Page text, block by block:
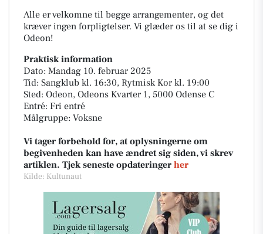
Alle er velkomne til begge arrangementer, og det
kræver ingen forpligtelser. Vi glæder os til at se dig i
Odeon!
Praktisk information
Dato: Mandag 10. februar 2025
Tid: Sangklub kl. 16:30, Rytmisk Kor kl. 19:00
Sted: Odeon, Odeons Kvarter 1, 5000 Odense C
Entré: Fri entré
Målgruppe: Voksne
Vi tager forbehold for, at oplysningerne om
begivenheden kan have ændret sig siden, vi skrev
artiklen. Tjek seneste opdateringer her
Kilde: Kultunaut